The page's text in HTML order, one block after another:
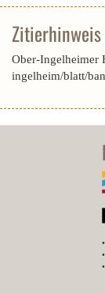
Zitierhinweis
Ober-Ingelheimer
ingelheim/blatt/
•
•